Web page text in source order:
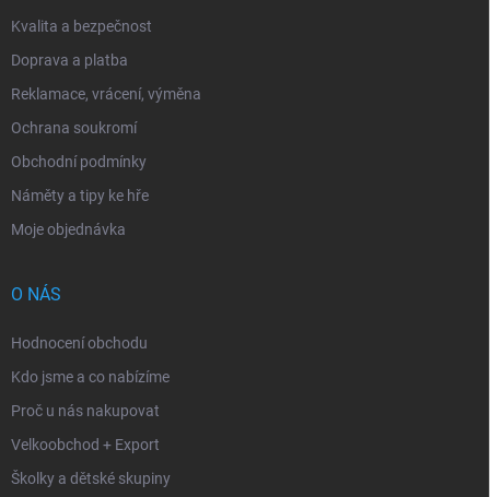
Kvalita a bezpečnost
Doprava a platba
Reklamace, vrácení, výměna
Ochrana soukromí
Obchodní podmínky
Náměty a tipy ke hře
Moje objednávka
O NÁS
Hodnocení obchodu
Kdo jsme a co nabízíme
Proč u nás nakupovat
Velkoobchod + Export
Školky a dětské skupiny